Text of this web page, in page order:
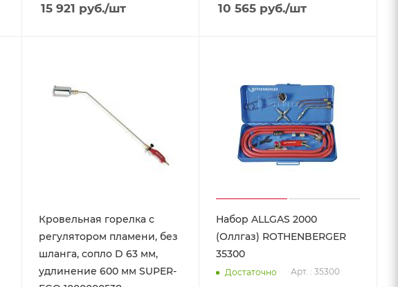
15 921 руб./шт 10 565 руб./шт
Кровельная горелка с
регулятором пламени, без
шланга, сопло D 63 мм,
удлинение 600 мм SUPER-
Набор ALLGAS 2000
(Оллгаз) ROTHENBERGER
35300
Достаточно Арт. : 35300